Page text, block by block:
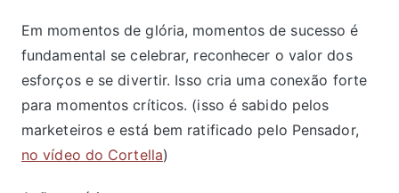
Em momentos de glória, momentos de sucesso é
fundamental se celebrar, reconhecer o valor dos
esforços e se divertir. Isso cria uma conexão forte
para momentos críticos. (isso é sabido pelos
marketeiros e está bem ratificado pelo Pensador,
no vídeo do Cortella)